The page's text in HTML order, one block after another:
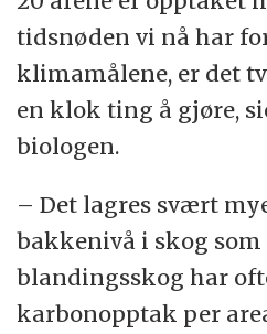
tidsnøden vi nå har
klimamålene, er det
en klok ting å gjøre,
biologen.
– Det lagres svært
bakkenivå i skog som
blandingsskog har
karbonopptak per